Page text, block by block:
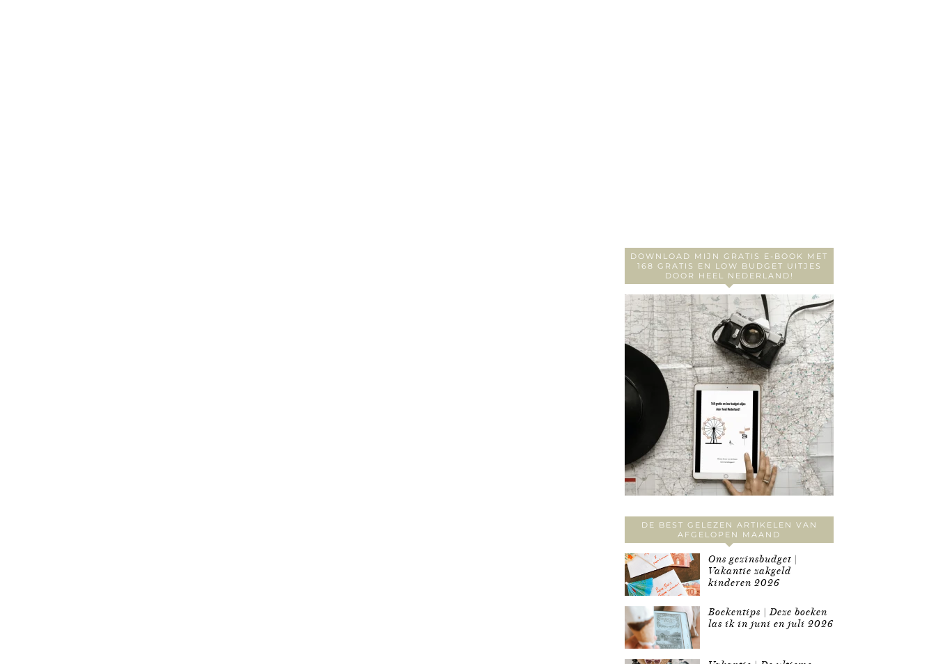
DOWNLOAD MIJN GRATIS E-BOOK MET
168 GRATIS EN LOW BUDGET UITJES
DOOR HEEL NEDERLAND!
DE BEST GELEZEN ARTIKELEN VAN
AFGELOPEN MAAND
Ons gezinsbudget |
Vakantie zakgeld
kinderen 2026
Boekentips | Deze boeken
las ik in juni en juli 2026